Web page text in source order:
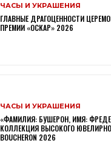
ЧАСЫ И УКРАШЕНИЯ
ГЛАВНЫЕ ДРАГОЦЕННОСТИ
ПРЕМИИ «ОСКАР» 2026
ЧАСЫ И УКРАШЕНИЯ
«ФАМИЛИЯ: БУШЕРОН, ИМЯ:
КОЛЛЕКЦИЯ ВЫСОКОГО
BOUCHERON 2026